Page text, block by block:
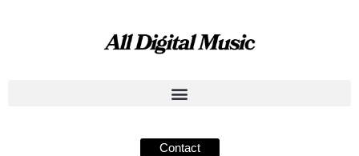
Contact